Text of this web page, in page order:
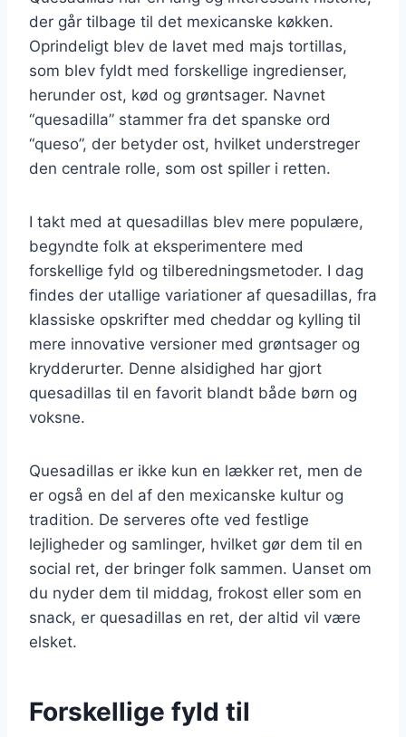
der går tilbage til det mexicanske køkken.
Oprindeligt blev de lavet med majs tortillas,
som blev fyldt med forskellige ingredienser,
herunder ost, kød og grøntsager. Navnet
“quesadilla” stammer fra det spanske ord
“queso”, der betyder ost, hvilket understreger
den centrale rolle, som ost spiller i retten.
I takt med at quesadillas blev mere populære,
begyndte folk at eksperimentere med
forskellige fyld og tilberedningsmetoder. I dag
findes der utallige variationer af quesadillas, fra
klassiske opskrifter med cheddar og kylling til
mere innovative versioner med grøntsager og
krydderurter. Denne alsidighed har gjort
quesadillas til en favorit blandt både børn og
voksne.
Quesadillas er ikke kun en lækker ret, men de
er også en del af den mexicanske kultur og
tradition. De serveres ofte ved festlige
lejligheder og samlinger, hvilket gør dem til en
social ret, der bringer folk sammen. Uanset om
du nyder dem til middag, frokost eller som en
snack, er quesadillas en ret, der altid vil være
elsket.
Forskellige fyld til